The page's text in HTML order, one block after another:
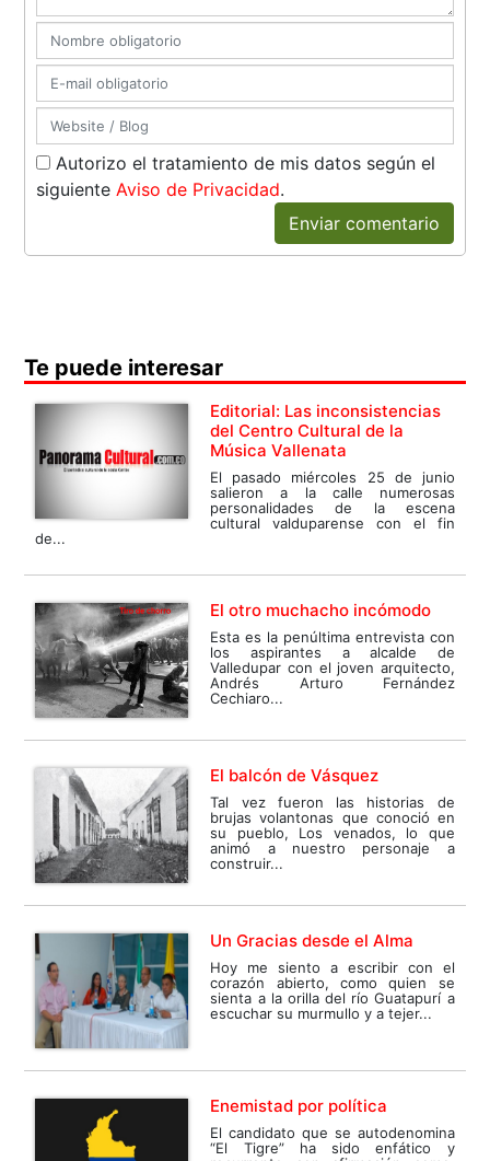
Autorizo el tratamiento de mis datos según el
siguienteAviso de Privacidad.
Enviar comentario
Te puede interesar
Editorial: Las inconsistencias
del Centro Cultural de la
Música Vallenata
El pasado miércoles 25 de junio
salieron a la calle numerosas
personalidades de la escena
cultural valduparense con el fin
de...
El otro muchacho incómodo
Esta es la penúltima entrevista con
los aspirantes a alcalde de
Valledupar con el joven arquitecto,
Andrés Arturo Fernández
Cechiaro...
El balcón de Vásquez
Tal vez fueron las historias de
brujas volantonas que conoció en
su pueblo, Los venados, lo que
animó a nuestro personaje a
construir...
Un Gracias desde el Alma
Hoy me siento a escribir con el
corazón abierto, como quien se
sienta a la orilla del río Guatapurí a
escuchar su murmullo y a tejer...
Enemistad por política
El candidato que se autodenomina
“El Tigre” ha sido enfático y